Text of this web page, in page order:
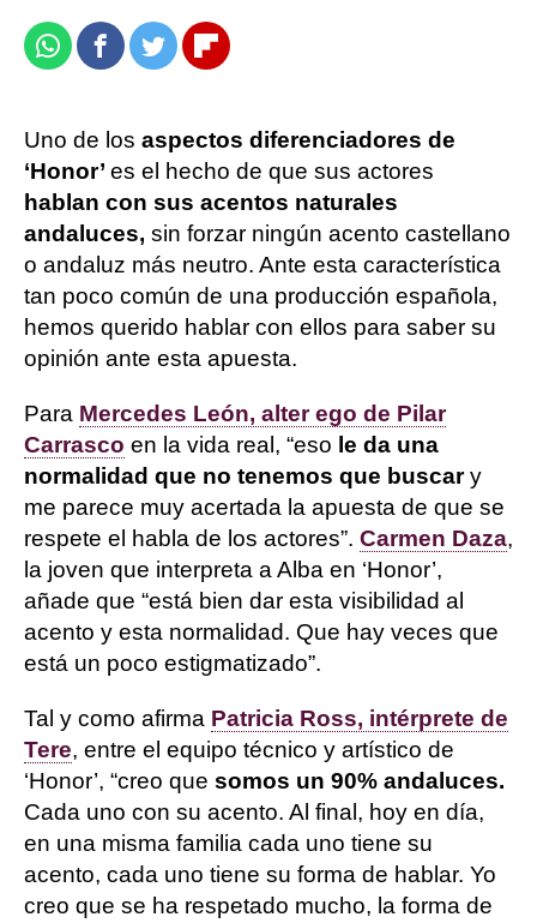
WhatsappFacebook
TwitterFlipboard
Uno de los aspectos diferenciadores de
‘Honor’ es el hecho de que sus actores
hablan con sus acentos naturales
andaluces, sin forzar ningún acento castellano
o andaluz más neutro. Ante esta característica
tan poco común de una producción española,
hemos querido hablar con ellos para saber su
opinión ante esta apuesta.
Para Mercedes León, alter ego de Pilar
Carrasco en la vida real, “eso le da una
normalidad que no tenemos que buscary
me parece muy acertada la apuesta de que se
respete el habla de los actores”. Carmen Daza,
la joven que interpreta a Alba en ‘Honor’,
añade que “está bien dar esta visibilidad al
acento y esta normalidad. Que hay veces que
está un poco estigmatizado”.
Tal y como afirma Patricia Ross, intérprete de
Tere, entre el equipo técnico y artístico de
‘Honor’, “creo que somos un 90% andaluces.
Cada uno con su acento. Al final, hoy en día,
en una misma familia cada uno tiene su
acento, cada uno tiene su forma de hablar. Yo
creo que se ha respetado mucho, la forma de